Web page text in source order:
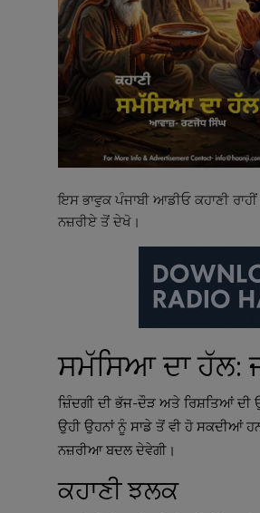
Matrimonial
ਇਸ ਭਾਵੁਕ ਪੰਜਾਬੀ ਆਡੀਓ ਕਹਾਣੀ
ਨਜ਼ਰੀਏ ਤੋਂ ਦੇਖੋ।
ਸਮੱਸਿਆ ਦਾ ਹੱਲ:
ਜ਼ਿੰਦਗੀ ਦੀ ਭੱਜ-ਦੌੜ ਅਤੇ ਰਿਸ਼ਤਿਆਂ
ਉਹੀ ਉਹਨਾਂ ਨੂੰ ਸਾਡੇ ਤੋਂ ਵੀ ਹੋ ਸਕਦੀਆਂ
ਨਜ਼ਰੀਆ ਬਦਲ ਦੇਵੇਗੀ।
ਕਹਾਣੀ ਝਲਕ